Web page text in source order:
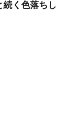
く♩色落ちし